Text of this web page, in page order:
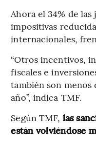
Ahora el 34% de
impositivas
internacionales,
“Otros incentivos,
fiscales e
también son menos
año”, indica TMF.
Según TMF, las
están volviéndose